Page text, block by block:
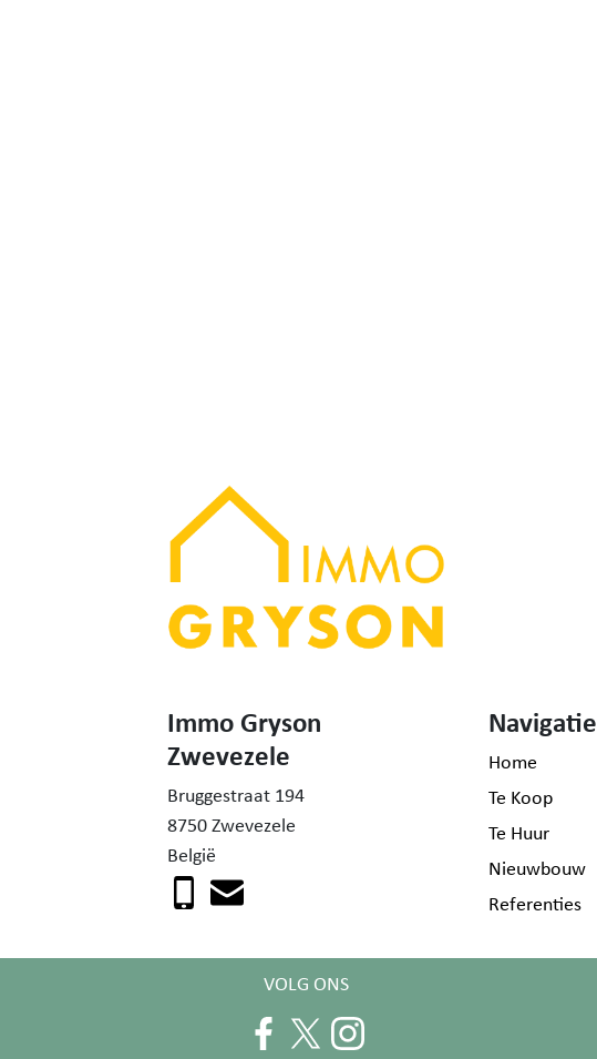
Immo Gryson
Zwevezele
Bruggestraat 194
8750 Zwevezele
België
Navigatie
Home
Te Koop
Te Huur
Nieuwbouw
Referenties
VOLG ONS